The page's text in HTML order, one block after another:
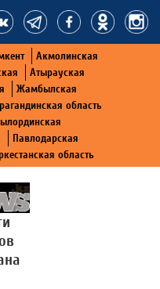
Акмолинская
Атырауская
Жамбылская
область
Павлодарская
область